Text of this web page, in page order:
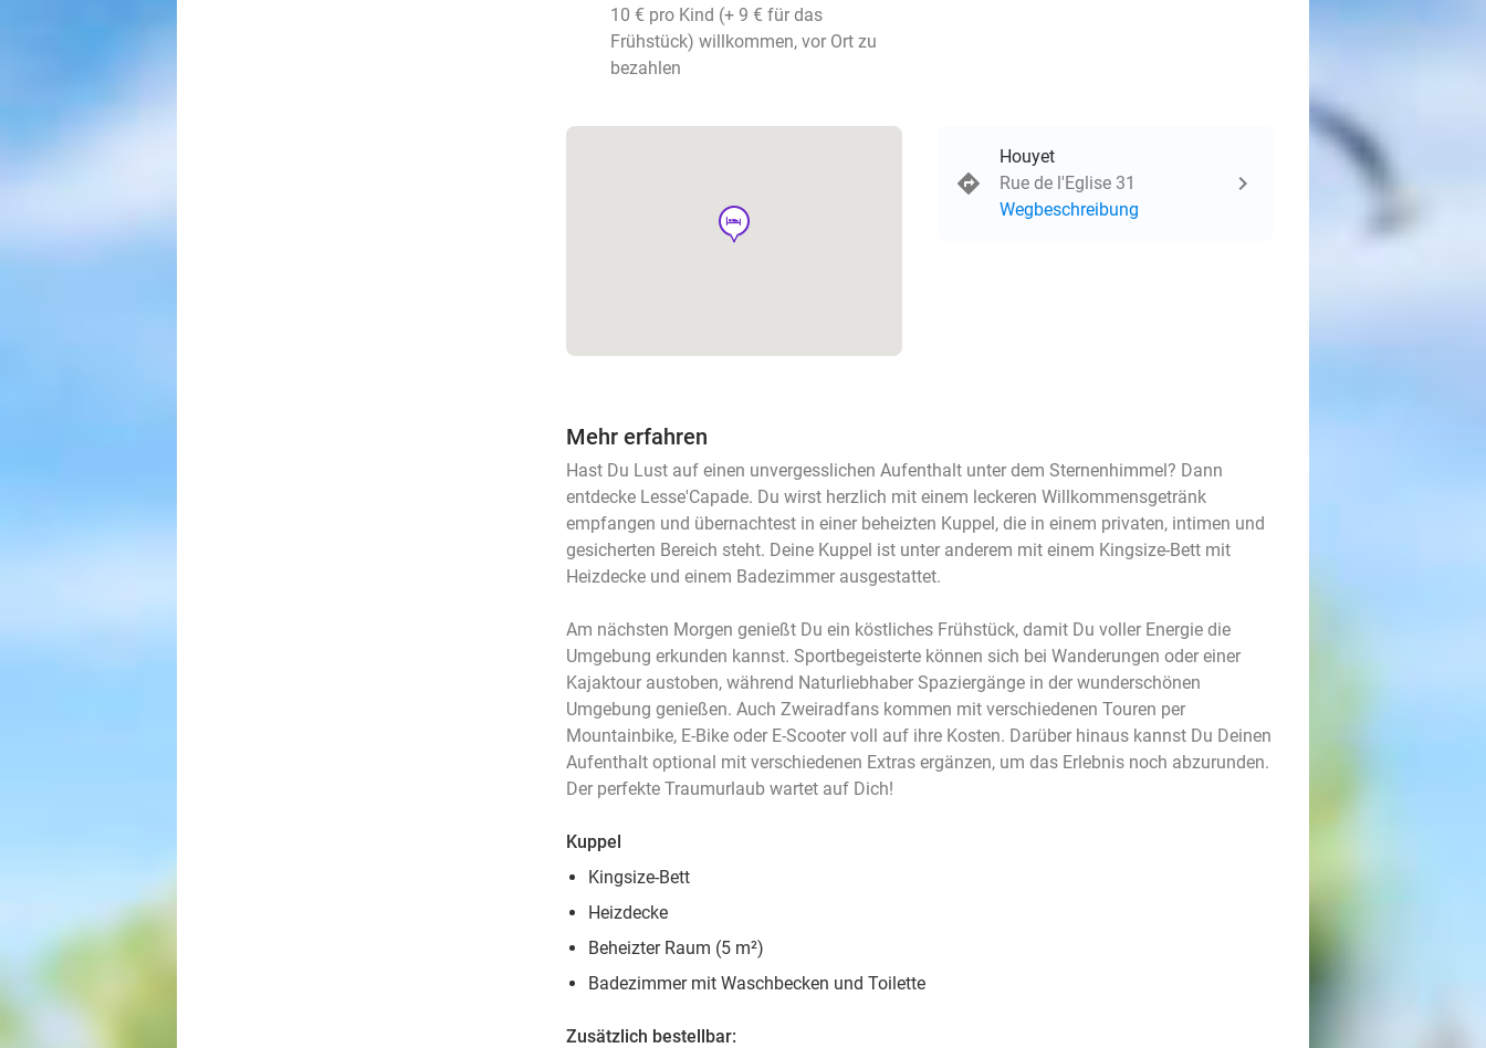
10 € pro Kind (+ 9 € für das
Frühstück) willkommen, vor Ort zu
bezahlen
hotel
Houyet
Rue de l'Eglise 31
Wegbeschreibung
Mehr erfahren
Hast Du Lust auf einen unvergesslichen Aufenthalt unter dem Sternenhimmel? Dann
entdecke Lesse'Capade. Du wirst herzlich mit einem leckeren Willkommensgetränk
empfangen und übernachtest in einer beheizten Kuppel, die in einem privaten, intimen und
gesicherten Bereich steht. Deine Kuppel ist unter anderem mit einem Kingsize-Bett mit
Heizdecke und einem Badezimmer ausgestattet.
Am nächsten Morgen genießt Du ein köstliches Frühstück, damit Du voller Energie die
Umgebung erkunden kannst. Sportbegeisterte können sich bei Wanderungen oder einer
Kajaktour austoben, während Naturliebhaber Spaziergänge in der wunderschönen
Umgebung genießen. Auch Zweiradfans kommen mit verschiedenen Touren per
Mountainbike, E-Bike oder E-Scooter voll auf ihre Kosten. Darüber hinaus kannst Du Deinen
Aufenthalt optional mit verschiedenen Extras ergänzen, um das Erlebnis noch abzurunden.
Der perfekte Traumurlaub wartet auf Dich!
Kuppel
Kingsize-Bett
Heizdecke
Beheizter Raum (5 m²)
Badezimmer mit Waschbecken und Toilette
Zusätzlich bestellbar: